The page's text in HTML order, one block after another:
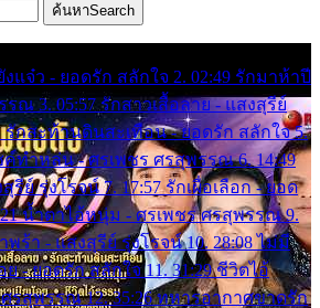
ค้นหาSearch
งแจ๋ว - ยอดรัก สลักใจ 2. 02:49 รักมาห้าปี
ณ 3. 05:57 รักสาวเสื้อลาย - แสงสุรีย์
รักสะท้านดินสะเทือน - ยอดรัก สลักใจ 5.
ค์ทำหล่น - ศรเพชร ศรสุพรรณ 6. 14:49
รีย์ รุ่งโรจน์ 7. 17:57 รักเผื่อเลือก - ยอด
น้ำตาไอ้หนุ่ม - ศรเพชร ศรสุพรรณ 9.
พร้า - แสงสุรีย์ รุ่งโรจน์ 10. 28:08 ไม่มี
ย - ยอดรัก สลักใจ 11. 31:29 ชีวิตไอ้
รสุพรรณ 12. 35:26 ทหารอากาศขาดรัก